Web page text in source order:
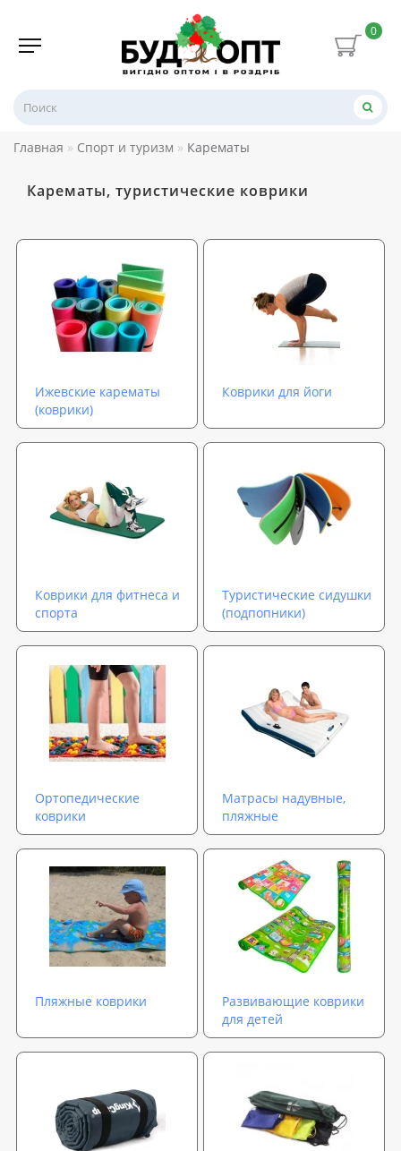
0
Главная Спорт и туризм Карематы
Карематы, туристические коврики
Ижевские карематы
(коврики)
Коврики для йоги
Коврики для фитнеса и
спорта
Туристические сидушки
(подпопники)
Ортопедические
коврики
Матрасы надувные,
пляжные
Пляжные коврики
Развивающие коврики
для детей